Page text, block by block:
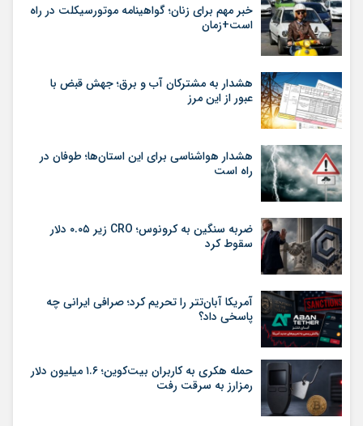
خبر مهم برای زنان؛ گواهینامه موتورسیکلت در راه
است+زمان
هشدار به مشترکان آب و برق؛ جهش قبض با
عبور از این مرز
هشدار هواشناسی برای این استان‌ها؛ طوفان در
راه است
ضربه سنگین به کرونوس؛ CRO زیر ۰.۰۵ دلار
سقوط کرد
آمریکا آبان‌تتر را تحریم کرد؛ صرافی ایرانی چه
پاسخی داد؟
حمله هکری به کاربران بیت‌کوین؛ ۱.۶ میلیون دلار
رمزارز به سرقت رفت